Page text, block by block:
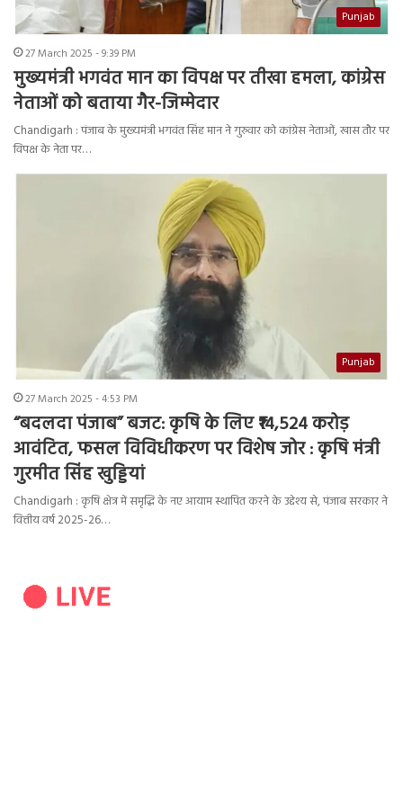
Punjab
27 March 2025 - 9:39 PM
मुख्यमंत्री भगवंत मान का विपक्ष पर तीखा हमला, कांग्रेस
नेताओं को बताया गैर-जिम्मेदार
Chandigarh : पंजाब के मुख्यमंत्री भगवंत सिंह मान ने गुरुवार को कांग्रेस नेताओं, खास तौर पर
विपक्ष के नेता पर…
Punjab
27 March 2025 - 4:53 PM
“बदलदा पंजाब” बजट: कृषि के लिए ₹14,524 करोड़
आवंटित, फसल विविधीकरण पर विशेष जोर : कृषि मंत्री
गुरमीत सिंह खुड्डियां
Chandigarh : कृषि क्षेत्र में समृद्धि के नए आयाम स्थापित करने के उद्देश्य से, पंजाब सरकार ने
वित्तीय वर्ष 2025-26…